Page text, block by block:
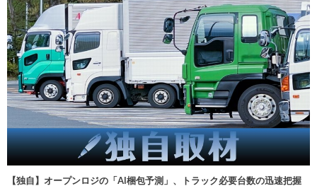
【独自】オープンロジの「AI梱包予測」、トラック必要台数の迅速把握